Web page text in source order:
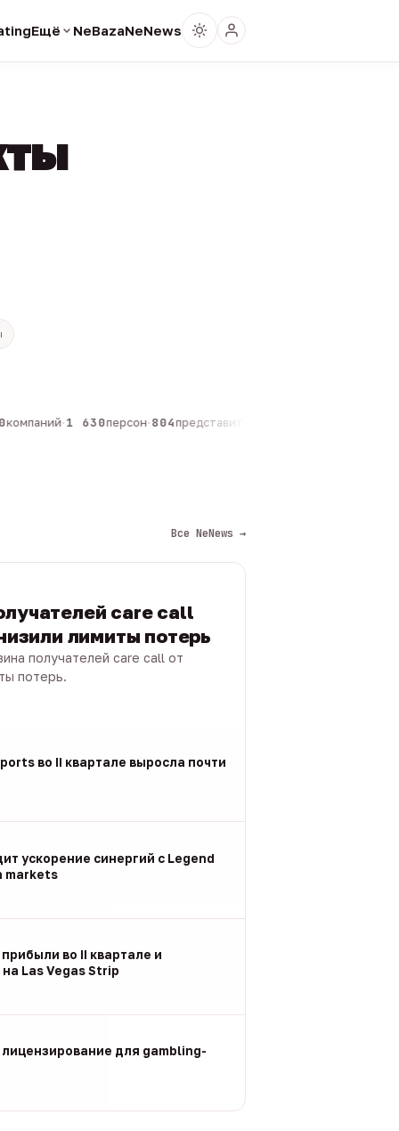
Ещё NeBazaNeNews
·1 630персон·804представителей
Все NeNews →
care call
лимиты потерь
получателей care call от
потерь.
во II квартале выросла почти
ускорение синергий с Legend
markets
во II квартале и
Las Vegas Strip
для gambling-